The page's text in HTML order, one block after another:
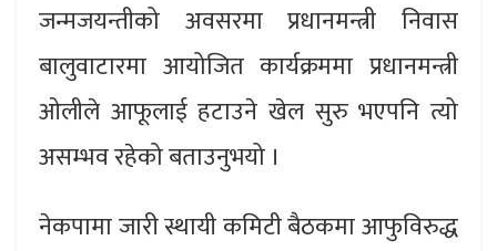
जन्मजयन्तीको अवसरमा प्रधानमन्त्री निवास
बालुवाटारमा आयोजित कार्यक्रममा प्रधानमन्त्री
ओलीले आफूलाई हटाउने खेल सुरु भएपनि त्यो
असम्भव रहेको बताउनुभयो ।
नेकपामा जारी स्थायी कमिटी बैठकमा आफुविरुद्ध